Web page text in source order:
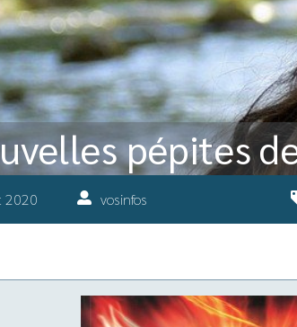
pépites
2020 vosinfos